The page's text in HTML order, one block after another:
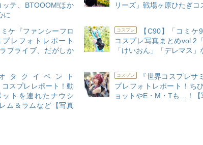
テ、BTOOOM!ほか
に
リーズ」戦場ヶ原ひたぎコ
ケ『ファンシーフロ
レフォトレポート
ブライブ、だがしか
コスプレ
【C90】「コミケ
コスプレ写真まとめvol.2
「けいおん」「デレマス」
タクイベント
コスプレレポート！動
ットを連れたナウシ
ム＆ラムなど【写真
コスプレ
『世界コスプレサ
プレフォトレポート！ち
ョットやE・M・Tも…！【